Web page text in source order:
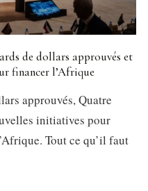
de dollars approuvés et
financer l’Afrique
approuvés, Quatre
initiatives pour
Tout ce qu’il faut